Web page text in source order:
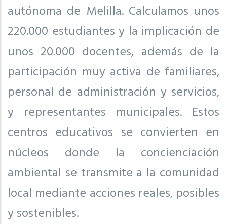
autónoma de Melilla. Calculamos unos
220.000 estudiantes y la implicación de
unos 20.000 docentes, además de la
participación muy activa de familiares,
personal de administración y servicios,
y representantes municipales. Estos
centros educativos se convierten en
núcleos donde la concienciación
ambiental se transmite a la comunidad
local mediante acciones reales, posibles
y sostenibles.